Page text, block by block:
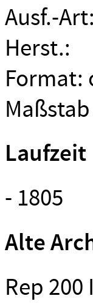
Ausf.-
Herst.:
Format:
Laufzeit
- 1805
Alte
Rep 200